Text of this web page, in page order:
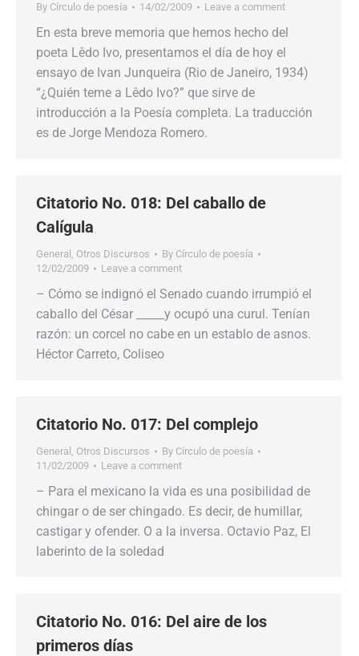
By Círculo de poesía 14/02/2009 Leave a comment
En esta breve memoria que hemos hecho del
poeta Lêdo Ivo, presentamos el día de hoy el
ensayo de Ivan Junqueira (Rio de Janeiro, 1934)
“¿Quién teme a Lêdo Ivo?” que sirve de
introducción a la Poesía completa. La traducción
es de Jorge Mendoza Romero.
Citatorio No. 018: Del caballo de
Calígula
General , Otros Discursos By Círculo de poesía
12/02/2009
Leave a comment
– Cómo se indignó el Senado cuando irrumpió el
caballo del César _____y ocupó una curul. Tenían
razón: un corcel no cabe en un establo de asnos.
Héctor Carreto, Coliseo
Citatorio No. 017: Del complejo
General , Otros Discursos By Círculo de poesía
11/02/2009
Leave a comment
– Para el mexicano la vida es una posibilidad de
chingar o de ser chingado. Es decir, de humillar,
castigar y ofender. O a la inversa. Octavio Paz, El
laberinto de la soledad
Citatorio No. 016: Del aire de los
primeros días